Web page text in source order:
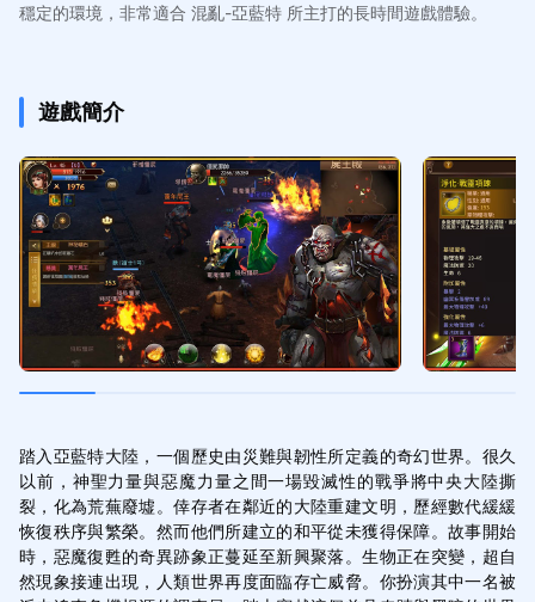
穩定的環境，非常適合 混亂-亞藍特 所主打的長時間遊戲體驗。
遊戲簡介
踏入亞藍特大陸，一個歷史由災難與韌性所定義的奇幻世界。很久
以前，神聖力量與惡魔力量之間一場毀滅性的戰爭將中央大陸撕
裂，化為荒蕪廢墟。倖存者在鄰近的大陸重建文明，歷經數代緩緩
恢復秩序與繁榮。然而他們所建立的和平從未獲得保障。故事開始
時，惡魔復甦的奇異跡象正蔓延至新興聚落。生物正在突變，超自
然現象接連出現，人類世界再度面臨存亡威脅。你扮演其中一名被